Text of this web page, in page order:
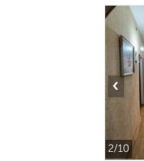
2/10
‹